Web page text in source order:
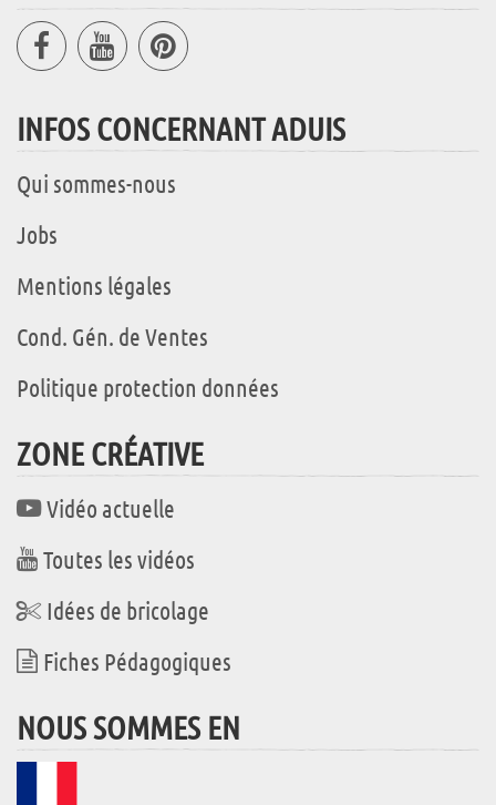
INFOS CONCERNANT ADUIS
Qui sommes-nous
Jobs
Mentions légales
Cond. Gén. de Ventes
Politique protection données
ZONE CRÉATIVE
Vidéo actuelle
Toutes les vidéos
Idées de bricolage
Fiches Pédagogiques
NOUS SOMMES EN